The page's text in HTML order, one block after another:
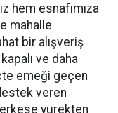
hem esnafımıza
mahalle
bir alışveriş
ve daha
emeği geçen
veren
yürekten